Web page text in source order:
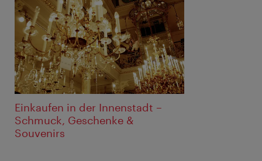
Einkaufen in der Innenstadt –
Schmuck, Geschenke &
Souvenirs